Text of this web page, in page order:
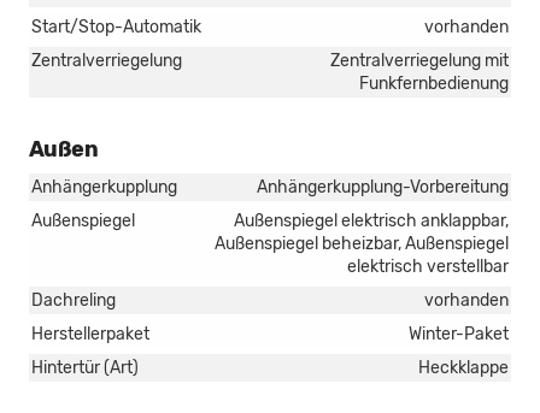
Start/Stop-Automatik
vorhanden
Zentralverriegelung
Zentralverriegelung mit
Funkfernbedienung
Außen
Anhängerkupplung
Anhängerkupplung-Vorbereitung
Außenspiegel
Außenspiegel elektrisch anklappbar,
Außenspiegel beheizbar, Außenspiegel
elektrisch verstellbar
Dachreling
vorhanden
Herstellerpaket
Winter-Paket
Hintertür (Art)
Heckklappe